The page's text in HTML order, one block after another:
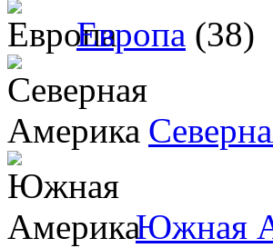
Европа (38)
Южная